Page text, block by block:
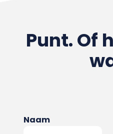
Punt. Of
Naam